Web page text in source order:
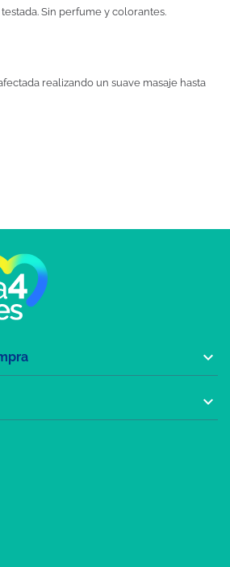
Sin perfume y colorantes.
realizando un suave masaje hasta

